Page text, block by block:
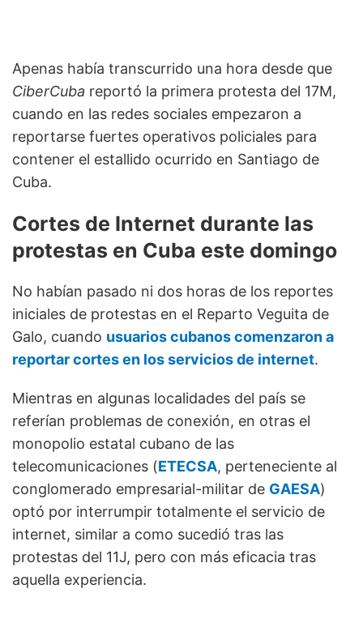
Apenas había transcurrido una hora desde que
CiberCuba reportó la primera protesta del 17M,
cuando en las redes sociales empezaron a
reportarse fuertes operativos policiales para
contener el estallido ocurrido en Santiago de
Cuba.
Cortes de Internet durante las
protestas en Cuba este domingo
No habían pasado ni dos horas de los reportes
iniciales de protestas en el Reparto Veguita de
Galo, cuando usuarios cubanos comenzaron a
reportar cortes en los servicios de internet.
Mientras en algunas localidades del país se
referían problemas de conexión, en otras el
monopolio estatal cubano de las
telecomunicaciones (ETECSA, perteneciente al
conglomerado empresarial-militar de GAESA)
optó por interrumpir totalmente el servicio de
internet, similar a como sucedió tras las
protestas del 11J, pero con más eficacia tras
aquella experiencia.